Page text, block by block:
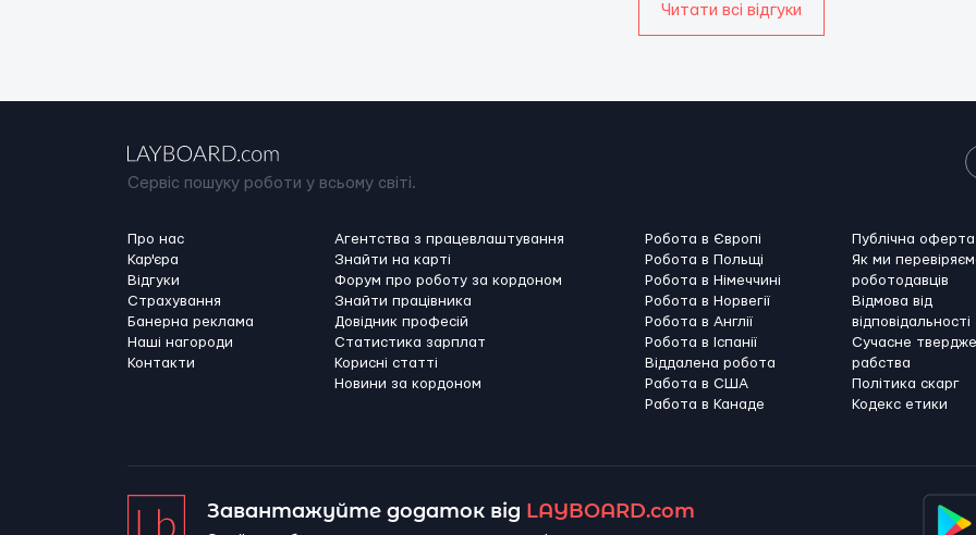
Читати всі відгуки
Сервіс пошуку роботи у всьому світі.
Про нас
Кар'єра
Відгуки
Страхування
Банерна реклама
Наші нагороди
Контакти
Агентства з працевлаштування
Знайти на карті
Форум про роботу за кордоном
Знайти працівника
Довідник професій
Статистика зарплат
Корисні статті
Новини за кордоном
Робота в Європі
Робота в Польщі
Робота в Німеччині
Робота в Норвегії
Робота в Англії
Робота в Іспанії
Віддалена робота
Работа в США
Работа в Канадe
Публічна оферта
Як ми
роботодавців
Відмова від
відповідальності
Сучасне
рабства
Політика скарг
Кодекс етики
Завантажуйте додаток від LAYBOARD.com